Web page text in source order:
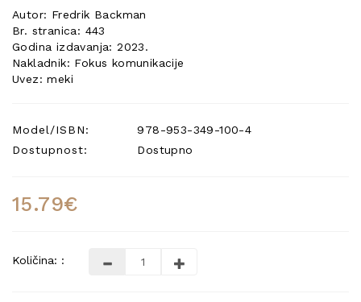
Autor: Fredrik Backman
Br. stranica: 443
Godina izdavanja: 2023.
Nakladnik: Fokus komunikacije
Uvez: meki
Model/ISBN:
978-953-349-100-4
Dostupnost:
Dostupno
15.79€
Količina: :